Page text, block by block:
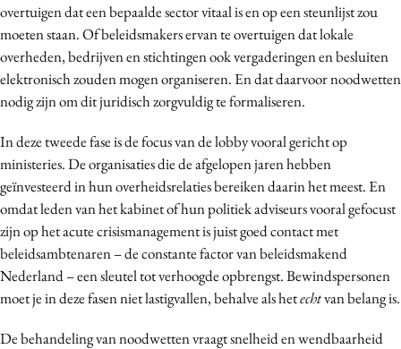
overtuigen dat een bepaalde sector vitaal is en op een steunlijst zou
moeten staan. Of beleidsmakers ervan te overtuigen dat lokale
overheden, bedrijven en stichtingen ook vergaderingen en besluiten
elektronisch zouden mogen organiseren. En dat daarvoor noodwetten
nodig zijn om dit juridisch zorgvuldig te formaliseren.
In deze tweede fase is de focus van de lobby vooral gericht op
ministeries. De organisaties die de afgelopen jaren hebben
geïnvesteerd in hun overheidsrelaties bereiken daarin het meest. En
omdat leden van het kabinet of hun politiek adviseurs vooral gefocust
zijn op het acute crisismanagement is juist goed contact met
beleidsambtenaren – de constante factor van beleidsmakend
Nederland – een sleutel tot verhoogde opbrengst. Bewindspersonen
moet je in deze fasen niet lastigvallen, behalve als hetechtvan belang is.
De behandeling van noodwetten vraagt snelheid en wendbaarheid